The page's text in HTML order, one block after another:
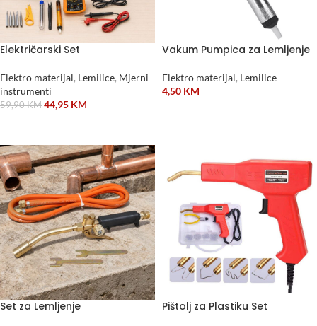
Električarski Set
Elektro materijal, Lemilice, Mjerni
instrumenti
59,90KM 44,95 KM
Vakum Pumpica za Lemljenje
Elektro materijal, Lemilice
4,50 KM
Set za Lemljenje Pištolj za Plastiku Set